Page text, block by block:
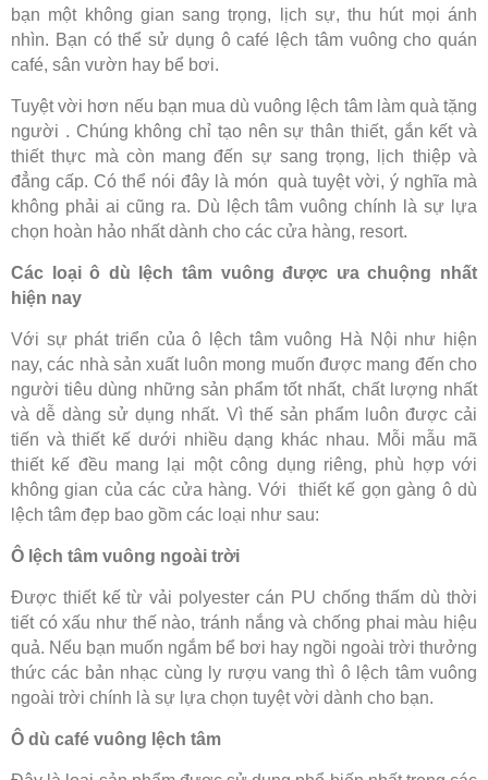
bạn một không gian sang trọng, lịch sự, thu hút mọi ánh
nhìn. Bạn có thể sử dụng ô café lệch tâm vuông cho quán
café, sân vườn hay bể bơi.
Tuyệt vời hơn nếu bạn mua dù vuông lệch tâm làm quà tặng
người . Chúng không chỉ tạo nên sự thân thiết, gắn kết và
thiết thực mà còn mang đến sự sang trọng, lịch thiệp và
đẳng cấp. Có thể nói đây là món quà tuyệt vời, ý nghĩa mà
không phải ai cũng ra. Dù lệch tâm vuông chính là sự lựa
chọn hoàn hảo nhất dành cho các cửa hàng, resort.
Các loại ô dù lệch tâm vuông được ưa chuộng nhất
hiện nay
Với sự phát triển của ô lệch tâm vuông Hà Nội như hiện
nay, các nhà sản xuất luôn mong muốn được mang đến cho
người tiêu dùng những sản phẩm tốt nhất, chất lượng nhất
và dễ dàng sử dụng nhất. Vì thế sản phẩm luôn được cải
tiến và thiết kế dưới nhiều dạng khác nhau. Mỗi mẫu mã
thiết kế đều mang lại một công dụng riêng, phù hợp với
không gian của các cửa hàng. Với thiết kế gọn gàng ô dù
lệch tâm đẹp bao gồm các loại như sau:
Ô lệch tâm vuông ngoài trời
Được thiết kế từ vải polyester cán PU chống thấm dù thời
tiết có xấu như thế nào, tránh nắng và chống phai màu hiệu
quả. Nếu bạn muốn ngắm bể bơi hay ngồi ngoài trời thưởng
thức các bản nhạc cùng ly rượu vang thì ô lệch tâm vuông
ngoài trời chính là sự lựa chọn tuyệt vời dành cho bạn.
Ô dù café vuông lệch tâm